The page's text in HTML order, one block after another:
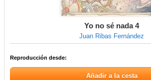
Yo no sé nada 4
Juan Ribas Fernández
Reproducción desde:
Añadir a la cesta